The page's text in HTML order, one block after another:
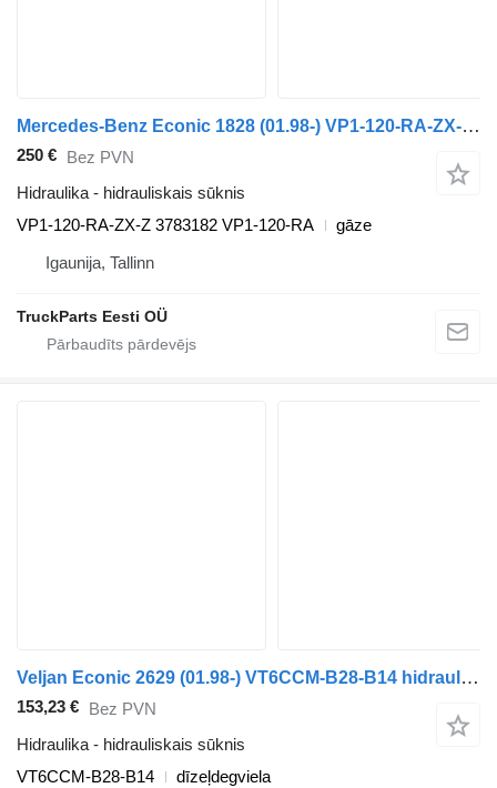
Mercedes-Benz Econic 1828 (01.98-) VP1-120-RA-ZX-Z hidrauliskais sūknis paredzēts Mercedes-Benz Econic (1998-2014) vilcēja
250 € Bez PVN
Hidraulika - hidrauliskais sūknis
VP1-120-RA-ZX-Z 3783182 VP1-120-RA
gāze
Igaunija, Tallinn
TruckParts Eesti OÜ
Veljan Econic 2629 (01.98-) VT6CCM-B28-B14 hidrauliskais sūknis paredzēts Mercedes-Benz Econic (1998-2014) vilcēja
153,23 € Bez PVN
Hidraulika - hidrauliskais sūknis
VT6CCM-B28-B14
dīzeļdegviela